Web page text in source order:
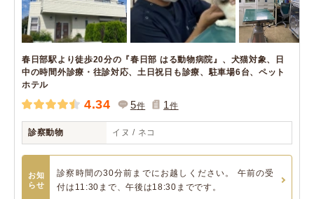
春日部駅より徒歩20分の『春日部 はる動物病院』、犬猫対象、日
中の時間外診療・往診対応、土日祝日も診療、駐車場6台、ペット
ホテル
4.34 5件 1件
診察動物 イヌ / ネコ
お知
らせ
診察時間の30分前までにお越しください。 午前の受
付は11:30まで、午後は18:30までです。